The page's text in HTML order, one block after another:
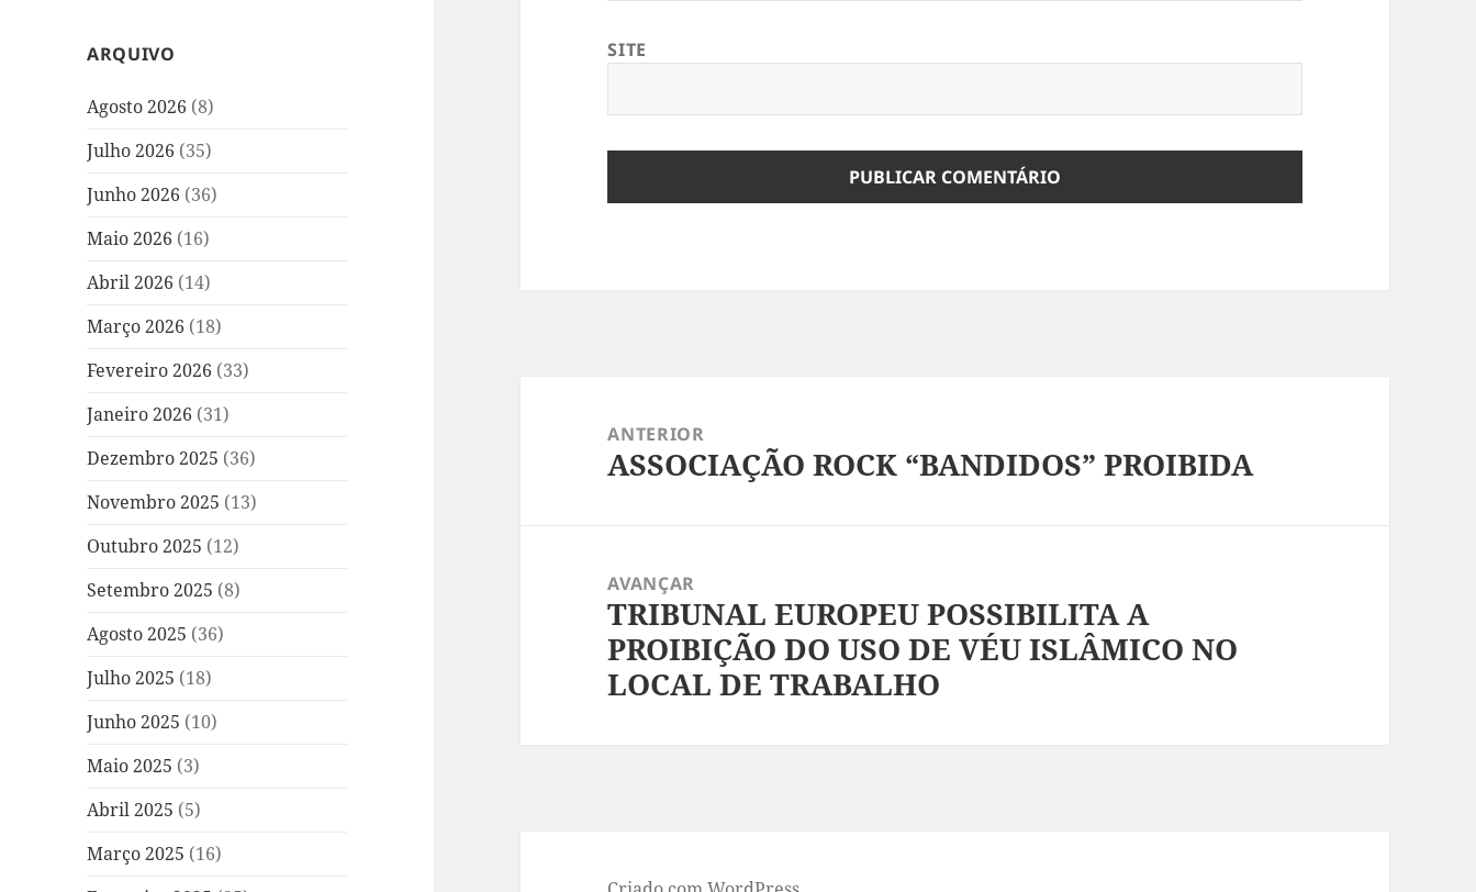
ARQUIVO
Agosto 2026 (8)
Julho 2026 (35)
Junho 2026 (36)
Maio 2026 (16)
Abril 2026 (14)
Março 2026 (18)
Fevereiro 2026 (33)
Janeiro 2026 (31)
Dezembro 2025 (36)
Novembro 2025 (13)
Outubro 2025 (12)
Setembro 2025 (8)
Agosto 2025 (36)
Julho 2025 (18)
Junho 2025 (10)
Maio 2025 (3)
Abril 2025 (5)
Março 2025 (16)
SITE
ANTERIOR
Artigo
ASSOCIAÇÃO ROCK “BANDIDOS” PROIBIDA
AVANÇAR
Artigo
seguinte:
TRIBUNAL EUROPEU POSSIBILITA A
PROIBIÇÃO DO USO DE VÉU ISLÂMICO NO
LOCAL DE TRABALHO